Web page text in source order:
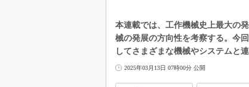
本連載では、工作機械史上最大の
械の発展の方向性を考察する。今
してさまざまな機械やシステムと
2025年03月13日 07時00分 公開